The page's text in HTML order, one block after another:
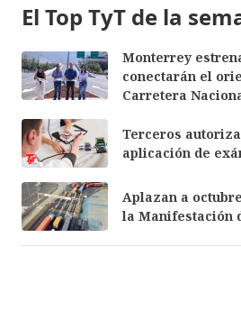
El Top TyT de la
Monterrey
conectarán el
Carretera
Terceros
aplicación de
Aplazan a
la Manifestación